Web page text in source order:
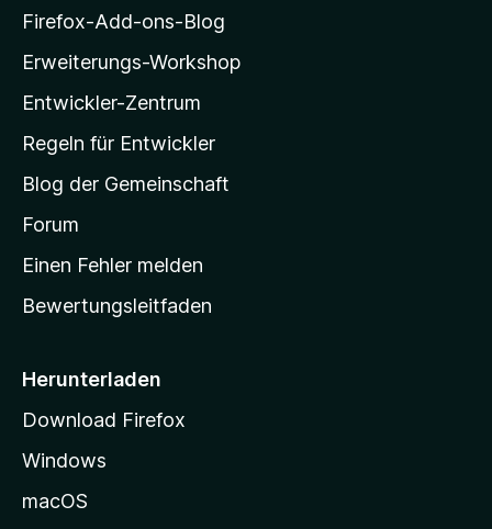
i
l
a
-
t
a
r
s
i
e
g
Firefox-Add-ons-Blog
Erweiterungs-Workshop
Entwickler-Zentrum
Regeln für Entwickler
Blog der Gemeinschaft
Forum
Einen Fehler melden
Bewertungsleitfaden
Herunterladen
Download Firefox
Windows
macOS